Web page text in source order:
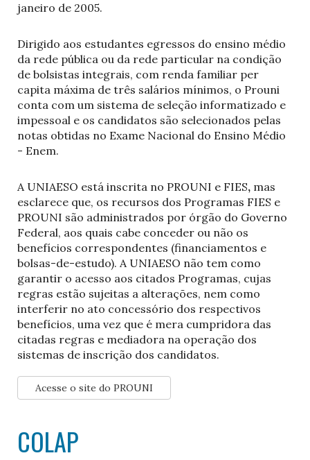
janeiro de 2005.
Dirigido aos estudantes egressos do ensino médio
da rede pública ou da rede particular na condição
de bolsistas integrais, com renda familiar per
capita máxima de três salários mínimos, o Prouni
conta com um sistema de seleção informatizado e
impessoal e os candidatos são selecionados pelas
notas obtidas no Exame Nacional do Ensino Médio
- Enem.
A UNIAESO está inscrita no PROUNI e FIES, mas
esclarece que, os recursos dos Programas FIES e
PROUNI são administrados por órgão do Governo
Federal, aos quais cabe conceder ou não os
benefícios correspondentes (financiamentos e
bolsas-de-estudo). A UNIAESO não tem como
garantir o acesso aos citados Programas, cujas
regras estão sujeitas a alterações, nem como
interferir no ato concessório dos respectivos
benefícios, uma vez que é mera cumpridora das
citadas regras e mediadora na operação dos
sistemas de inscrição dos candidatos.
Acesse o site do PROUNI
COLAP